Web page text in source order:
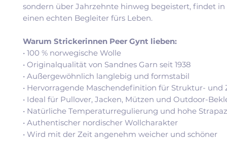
sondern über Jahrzehnte hinweg begeistert, findet in
einen echten Begleiter fürs Leben.
Warum Strickerinnen Peer Gynt lieben:
• 100 % norwegische Wolle
• Originalqualität von Sandnes Garn seit 1938
• Außergewöhnlich langlebig und formstabil
• Hervorragende Maschendefinition für Struktur- und
• Ideal für Pullover, Jacken, Mützen und Outdoor-
• Natürliche Temperaturregulierung und hohe
• Authentischer nordischer Wollcharakter
• Wird mit der Zeit angenehm weicher und schöner